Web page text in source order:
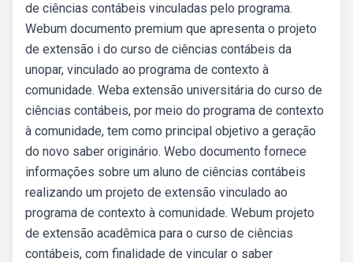
de ciências contábeis vinculadas pelo programa.
Webum documento premium que apresenta o projeto
de extensão i do curso de ciências contábeis da
unopar, vinculado ao programa de contexto à
comunidade. Weba extensão universitária do curso de
ciências contábeis, por meio do programa de contexto
à comunidade, tem como principal objetivo a geração
do novo saber originário. Webo documento fornece
informações sobre um aluno de ciências contábeis
realizando um projeto de extensão vinculado ao
programa de contexto à comunidade. Webum projeto
de extensão acadêmica para o curso de ciências
contábeis, com finalidade de vincular o saber